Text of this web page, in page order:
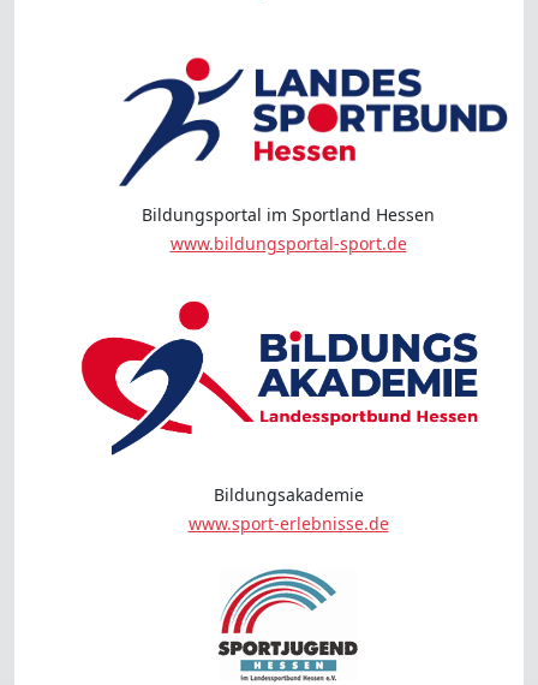
Bildungsportal im Sportland Hessen
www.bildungsportal-sport.de
Bildungsakademie
www.sport-erlebnisse.de